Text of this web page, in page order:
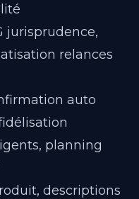
jurisprudence,
relances
auto
planning
descriptions